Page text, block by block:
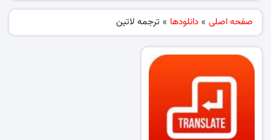
صفحه اصلی » دانلودها » ترجمه لاتین